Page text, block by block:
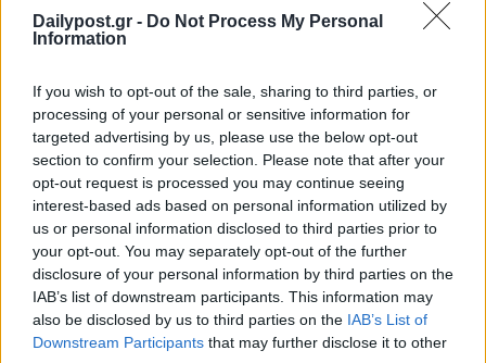
Dailypost.gr - Do Not Process My Personal
Information
If you wish to opt-out of the sale, sharing to third parties, or
processing of your personal or sensitive information for
targeted advertising by us, please use the below opt-out
section to confirm your selection. Please note that after your
opt-out request is processed you may continue seeing
interest-based ads based on personal information utilized by
us or personal information disclosed to third parties prior to
your opt-out. You may separately opt-out of the further
disclosure of your personal information by third parties on the
IAB’s list of downstream participants. This information may
also be disclosed by us to third parties on the IAB’s List of
Downstream Participants that may further disclose it to other